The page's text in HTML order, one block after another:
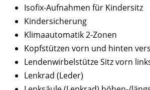
Isofix-Aufnahmen für Kindersitz
Kindersicherung
Klimaautomatik 2-Zonen
Kopfstützen vorn und hinten
Lendenwirbelstütze Sitz vorn
Lenkrad (Leder)